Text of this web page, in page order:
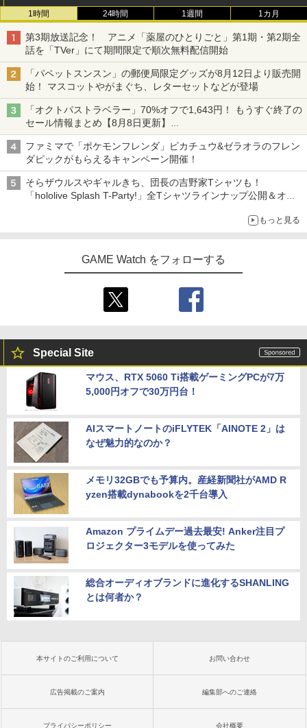
1時間 24時間 1週間 1カ月
第3期放送記念！ アニメ「薬屋のひとりごと」第1期・第2期全
話を「TVer」にて期間限定で順次無料配信開始
「パペットスンスン」の郵便局限定グッズが8月12日より販売開
始！ マスコットやがまぐち、レターセットなどが登場
「オクトパストラベラー」70%オフで1,643円！ もうすぐ終了の
セール情報まとめ【8月8日更新】
ニンテンドーeショップでは「大神 絶景版」が67%オフで990円
ファミマで「ポケモンフレンダ」ピカチュウ&ゼラオラのフレン
ダピックがもらえるキャンペーン開催！
そらザウルスやギャルきち、団長の吉野家Tシャツも！
「hololive Splash T-Party!」全Tシャツラインナップ公開＆オン
もっと見る
GAME Watch をフォローする
Special Site
マウス、RTX 5060 Ti搭載ゲーミングPCが7万
5,000円オフで30万円台！
AIスマートノートのiFLYTEK「AINOTE 2」は
なぜ魅力的なのか？
メモリ32GBでも予算内。産経新聞社がAMD R
yzen搭載dynabookを2千台導入
Amazon プライムデー過去最安! Anker注目プ
ロジェクター3モデルを使ってみた
総合オーディオブランドに進化するSHANLING
とは何者か？
本サイトのご利用について お問い合わせ
広告掲載のご案内 編集部へのご連絡
プライバシーポリシー 会社概要